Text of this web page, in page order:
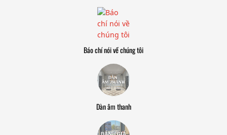
Báo chí nói về chúng tôi
Dàn âm thanh